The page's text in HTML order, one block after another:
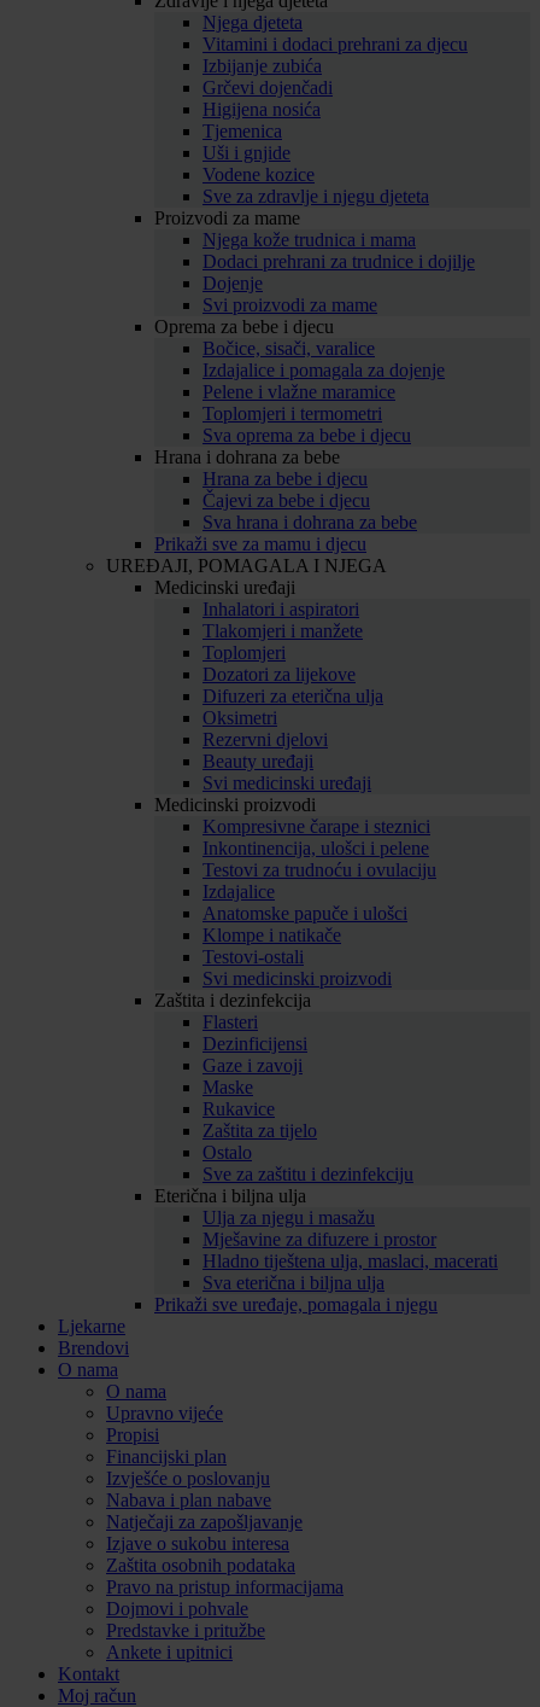
Njega djeteta
Vitamini i dodaci prehrani za djecu
Izbijanje zubića
Grčevi dojenčadi
Higijena nosića
Tjemenica
Uši i gnjide
Vodene kozice
Sve za zdravlje i njegu djeteta
Proizvodi za mame
Njega kože trudnica i mama
Dodaci prehrani za trudnice i dojilje
Dojenje
Svi proizvodi za mame
Oprema za bebe i djecu
Bočice, sisači, varalice
Izdajalice i pomagala za dojenje
Pelene i vlažne maramice
Toplomjeri i termometri
Sva oprema za bebe i djecu
Hrana i dohrana za bebe
Hrana za bebe i djecu
Čajevi za bebe i djecu
Sva hrana i dohrana za bebe
Prikaži sve za mamu i djecu
UREĐAJI, POMAGALA I NJEGA
Medicinski uređaji
Inhalatori i aspiratori
Tlakomjeri i manžete
Toplomjeri
Dozatori za lijekove
Difuzeri za eterična ulja
Oksimetri
Rezervni djelovi
Beauty uređaji
Svi medicinski uređaji
Medicinski proizvodi
Kompresivne čarape i steznici
Inkontinencija, ulošci i pelene
Testovi za trudnoću i ovulaciju
Izdajalice
Anatomske papuče i ulošci
Klompe i natikače
Testovi-ostali
Svi medicinski proizvodi
Zaštita i dezinfekcija
Flasteri
Dezinficijensi
Gaze i zavoji
Maske
Rukavice
Zaštita za tijelo
Ostalo
Sve za zaštitu i dezinfekciju
Eterična i biljna ulja
Ulja za njegu i masažu
Mješavine za difuzere i prostor
Hladno tiještena ulja, maslaci, macerati
Sva eterična i biljna ulja
Prikaži sve uređaje, pomagala i njegu
Ljekarne
Brendovi
O nama
O nama
Upravno vijeće
Propisi
Financijski plan
Izvješće o poslovanju
Nabava i plan nabave
Natječaji za zapošljavanje
Izjave o sukobu interesa
Zaštita osobnih podataka
Pravo na pristup informacijama
Dojmovi i pohvale
Predstavke i pritužbe
Ankete i upitnici
Kontakt
Moj račun